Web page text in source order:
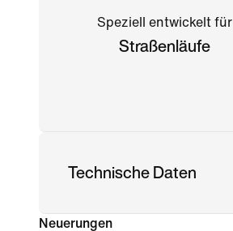
Speziell entwickelt für
Straßenläufe
Technische Daten
Neuerungen